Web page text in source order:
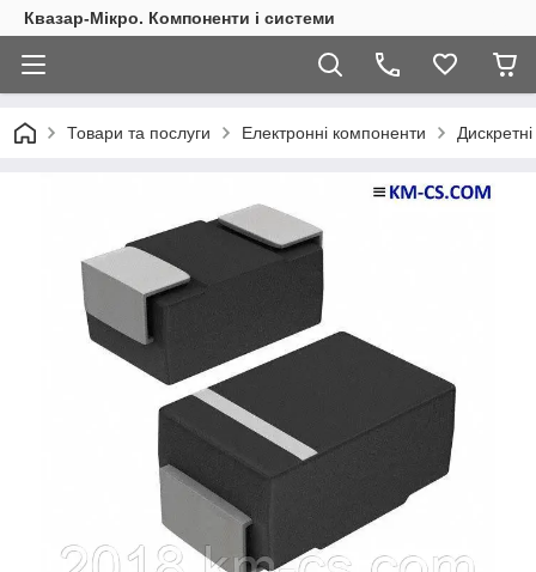
Квазар-Мікро. Компоненти і системи
Товари та послуги Електронні компоненти